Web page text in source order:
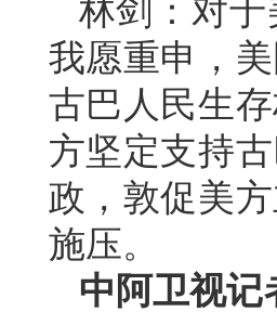
林剑：对
我愿重申，
古巴人民生
方坚定支持
政，敦促美
施压。
中阿卫视记